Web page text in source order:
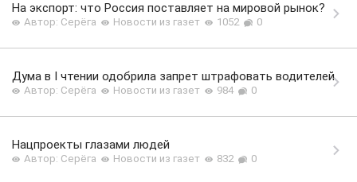
На экспорт: что Россия поставляет на мировой рынок?
Автор: Серёга Новости из газет 1052 0
Дума в I чтении одобрила запрет штрафовать водителей
Автор: Серёга Новости из газет 984 0
Нацпроекты глазами людей
Автор: Серёга Новости из газет 832 0